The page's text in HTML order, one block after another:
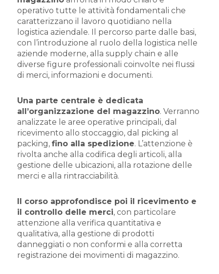
operativo tutte le attività fondamentali che
caratterizzano il lavoro quotidiano nella
logistica aziendale. Il percorso parte dalle basi,
con l’introduzione al ruolo della logistica nelle
aziende moderne, alla supply chain e alle
diverse figure professionali coinvolte nei flussi
di merci, informazioni e documenti.
Una parte centrale è dedicata
all’organizzazione del magazzino. Verranno
analizzate le aree operative principali, dal
ricevimento allo stoccaggio, dal picking al
packing, fino alla spedizione. L’attenzione è
rivolta anche alla codifica degli articoli, alla
gestione delle ubicazioni, alla rotazione delle
merci e alla rintracciabilità.
Il corso approfondisce poi il ricevimento e
il controllo delle merci, con particolare
attenzione alla verifica quantitativa e
qualitativa, alla gestione di prodotti
danneggiati o non conformi e alla corretta
registrazione dei movimenti di magazzino.